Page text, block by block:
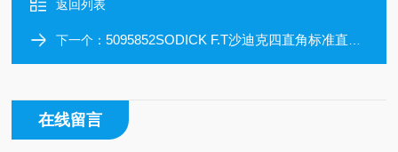
返回列表
下一个：5095852SODICK F.T沙迪克四直角标准直边尺测量工具
在线留言